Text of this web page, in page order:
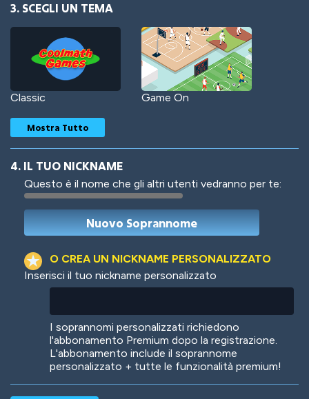
3. SCEGLI UN TEMA
Classic Game On
Woof Jungle Cats
Mostra Tutto
4. IL TUO NICKNAME
Questo è il nome che gli altri utenti vedranno per te:
O CREA UN NICKNAME PERSONALIZZATO
Inserisci il tuo nickname personalizzato
I soprannomi personalizzati richiedono
l'abbonamento Premium dopo la registrazione.
L'abbonamento include il soprannome
personalizzato + tutte le funzionalità premium!